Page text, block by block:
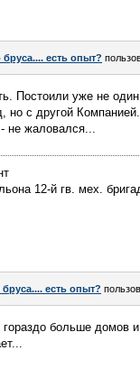
есть опыт?
Постоили уже не один
но с другой
- не жаловался...
12-й гв. мех.
есть опыт?
больше